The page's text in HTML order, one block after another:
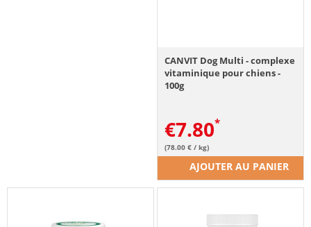
CANVIT Dog Multi - complexe
vitaminique pour chiens -
100g
€7.80
(78.00 € / kg)
AJOUTER AU PANIER